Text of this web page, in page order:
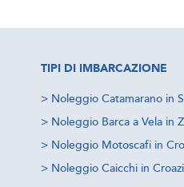
TIPI DI IMBARCAZIONE
> Noleggio Catamarano in
> Noleggio Barca a Vela in
> Noleggio Motoscafi in
> Noleggio Caicchi in